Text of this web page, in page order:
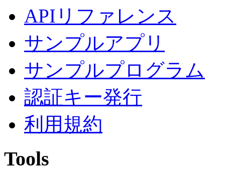
APIリファレンス
サンプルアプリ
サンプルプログラム
認証キー発行
利用規約
Tools